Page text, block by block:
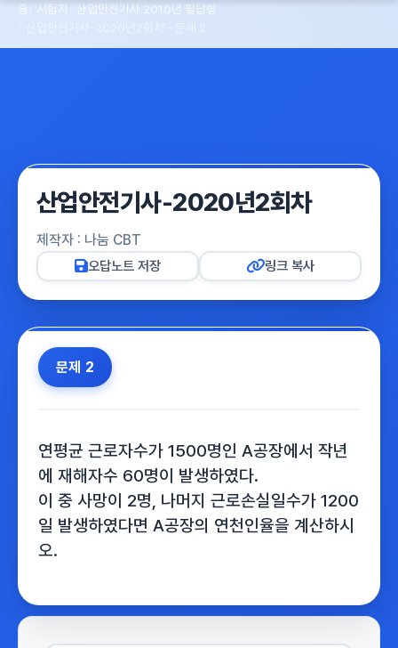
홈 시험지
산업안전기사 2010년 필답형
산업안전기사-2020년2회차
제작자 : 나눔 CBT
오답노트 저장 링크 복사
문제 2
연평균 근로자수가 1500명인 A공장에서 작년
에 재해자수 60명이 발생하였다.
이 중 사망이 2명, 나머지 근로손실일수가 1200
일 발생하였다면 A공장의 연천인율을 계산하시
오.